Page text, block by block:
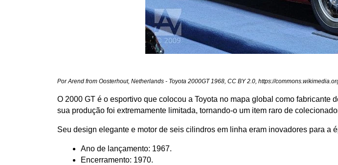
Por Arend from Oosterhout, Netherlands - Toyota 2000GT 1968, CC BY 2.0, https://
O 2000 GT é o esportivo que colocou a Toyota no mapa global como
sua produção foi extremamente limitada, tornando-o um item raro de
Seu design elegante e motor de seis cilindros em linha eram inovadores para a
Ano de lançamento: 1967.
Encerramento: 1970.